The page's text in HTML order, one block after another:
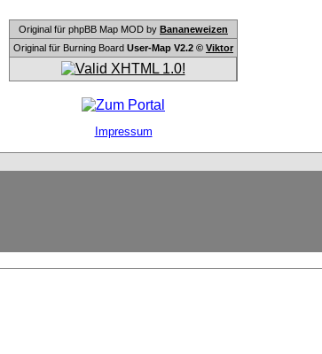
Original für phpBB Map MOD by Bananeweizen
Original für Burning Board User-Map V2.2 © Viktor
Impressum